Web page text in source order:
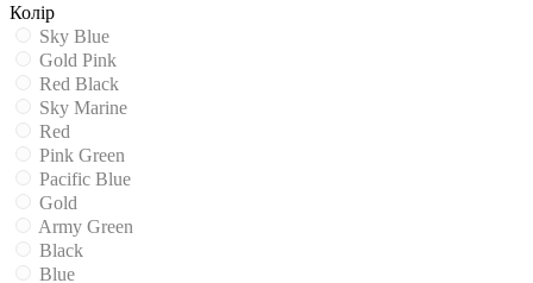
Колір
Sky Blue
Gold Pink
Red Black
Sky Marine
Red
Pink Green
Pacific Blue
Gold
Army Green
Black
Blue